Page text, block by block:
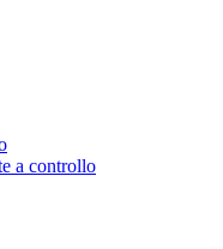
a controllo